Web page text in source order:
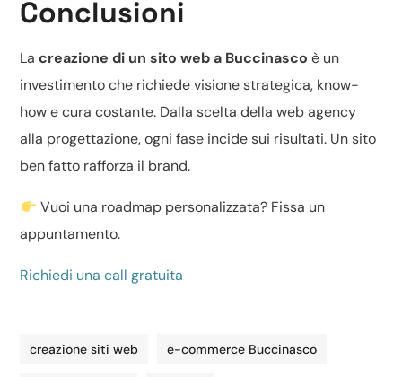
Conclusioni
Lacreazione di un sito web a Buccinasco è un
investimento che richiede visione strategica, know-
how e cura costante. Dalla scelta della web agency
alla progettazione, ogni fase incide sui risultati. Un sito
ben fatto rafforza il brand.
Vuoi una roadmap personalizzata? Fissa un
appuntamento.
Richiedi una call gratuita
creazione siti web e-commerce Buccinasco